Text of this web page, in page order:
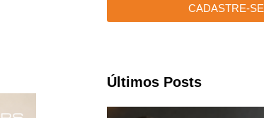
CADASTRE-SE
Últimos Posts